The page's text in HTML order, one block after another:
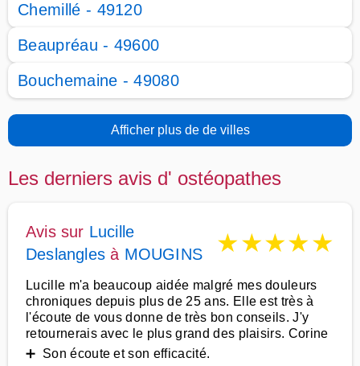
Chemillé - 49120
Beaupréau - 49600
Bouchemaine - 49080
Afficher plus de de villes
Les derniers avis d' ostéopathes
Avis sur Lucille
Deslangles à MOUGINS ★★★★★
Lucille m'a beaucoup aidée malgré mes douleurs
chroniques depuis plus de 25 ans. Elle est très à
l'écoute de vous donne de très bon conseils. J'y
retournerais avec le plus grand des plaisirs. Corine
➕ Son écoute et son efficacité.